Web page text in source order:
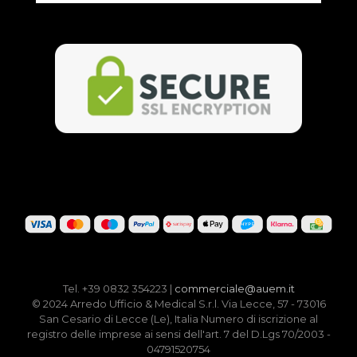
Tel. +39 0832 354223 | commerciale@auem.it
© 2024 Arredo Ufficio & Medical S.r.l. Via Lecce, 57 - 73016
San Cesario di Lecce (Le), Italia Numero di iscrizione al
registro delle imprese ai sensi dell'art. 7 del D.Lgs 70/2003 -
04791520754